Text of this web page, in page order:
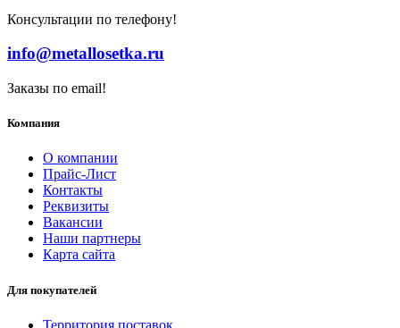
Консультации по телефону!
info@metallosetka.ru
Заказы по email!
Компания
О компании
Прайс-Лист
Контакты
Реквизиты
Вакансии
Наши партнеры
Карта сайта
Для покупателей
Территория поставок